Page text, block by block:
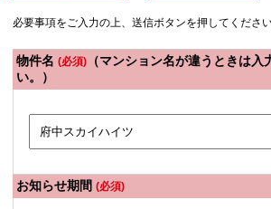
必要事項をご入力の上、送信ボタンを押してください
物件名 (必須) （マンション名が違うときは入
い。）
お知らせ期間 (必須)